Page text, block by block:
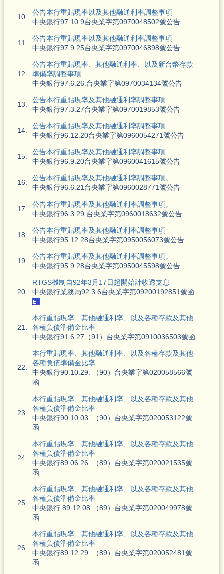
10.
公告本行重貼現率以及其他融通利率調整事項
中央銀行97.10.9台央業字第0970048502號公告
11.
公告本行重貼現率以及其他融通利率調整事項
中央銀行97.9.25台央業字第0970046898號公告
12.
公告本行重貼現率、其他融通利率、以及新台幣存款
準備率調整事項
中央銀行97.6.26.台央業字第0970034134號公告
13.
公告本行重貼現率及其他融通利率調整事項
中央銀行97.3.27台央業字第0970019853號公告
14.
公告本行重貼現率及其他融通利率調整事項
中央銀行96.12.20台央業字第0960054271號公告
15.
公告本行重貼現率及其他融通利率調整事項
中央銀行96.9.20台央業字第0960041615號公告
16.
公告本行重貼現率及其他融通利率調整事項。
中央銀行96.6.21台央業字第0960028771號公告
17.
公告本行重貼現率及其他融通利率調整事項。
中央銀行96.3.29.台央業字第0960018632號公告
18.
公告本行重貼現率及其他融通利率調整事項
中央銀行95.12.28台央業字第0950056073號公告
19.
公告本行重貼現率及其他融通利率調整事項。
中央銀行95.9.28台央業字第0950045598號公告
20.
RTGS機制自92年3月17日起開始計收透支息
中央銀行業務局92.3.6台央業字第09200192851號函
21.
本行重貼現率、其他融通利率、以及各種存款及其他
各種負債準備金比率
中央銀行91.6.27（91）台央業字第0910036503號函
22.
本行重貼現率、其他融通利率、以及各種存款及其他
各種負債準備金比率
中央銀行90.10.29. （90）台央業字第020058566號
函
23.
本行重貼現率、其他融通利率、以及各種存款及其他
各種負債準備金比率
中央銀行90.10.03. （90）台央業字第020053122號
函
24.
本行重貼現率、其他融通利率、以及各種存款及其他
各種負債準備金比率
中央銀行89.06.26. （89）台央業字第020021535號
函
25.
本行重貼現率、其他融通利率、以及各種存款及其他
各種負債準備金比率
中央銀行 89.12.08.（89）台央業字第020049978號
函
26.
本行重貼現率、其他融通利率、以及各種存款及其他
各種負債準備金比率
中央銀行89.12.29. （89）台央業字第020052481號
函